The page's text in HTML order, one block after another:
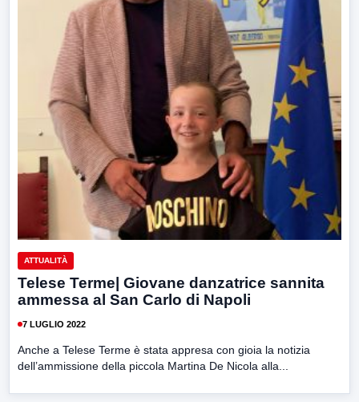
ATTUALITÀ
Telese Terme| Giovane danzatrice sannita
ammessa al San Carlo di Napoli
7 LUGLIO 2022
Anche a Telese Terme è stata appresa con gioia la notizia
dell’ammissione della piccola Martina De Nicola alla...